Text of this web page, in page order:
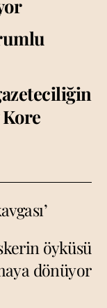
öyküsü
dönüyor